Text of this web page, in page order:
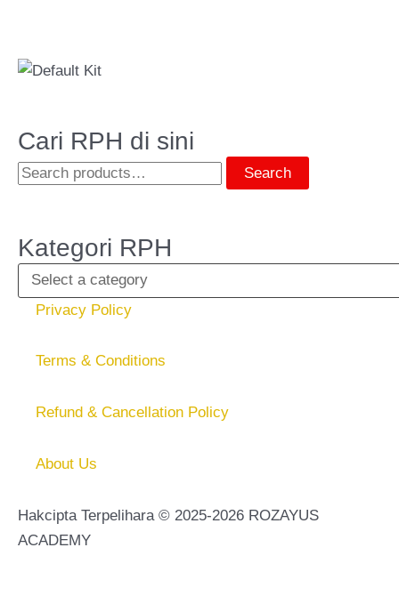
Cari RPH di sini
Search
Kategori RPH
Privacy Policy
Terms & Conditions
Refund & Cancellation Policy
About Us
Hakcipta Terpelihara © 2025-2026 ROZAYUS
ACADEMY